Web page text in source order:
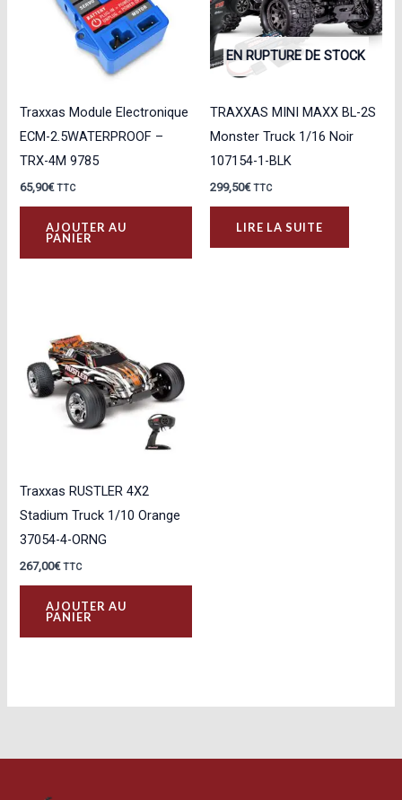
Traxxas Module Electronique
ECM-2.5WATERPROOF –
TRX-4M 9785
65,90€ TTC
AJOUTER AU
PANIER
EN RUPTURE DE STOCK
TRAXXAS MINI MAXX BL-2S
Monster Truck 1/16 Noir
107154-1-BLK
299,50€ TTC
LIRE LA SUITE
Traxxas RUSTLER 4X2
Stadium Truck 1/10 Orange
37054-4-ORNG
267,00€ TTC
AJOUTER AU
PANIER